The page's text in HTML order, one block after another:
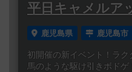
平日キャメルア
鹿児島県 鹿児島市
初開催の新イベント！ラ
馬のような駆け引きボド